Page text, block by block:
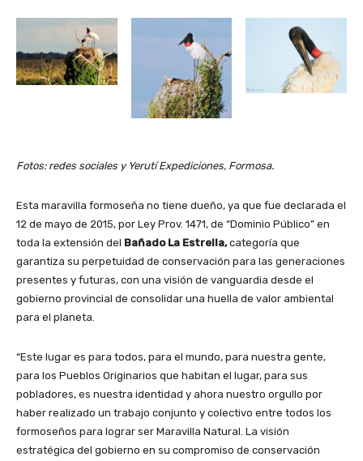
Fotos: redes sociales y Yerutí Expediciones, Formosa.
Esta maravilla formoseña no tiene dueño, ya que fue declarada el
12 de mayo de 2015, por Ley Prov. 1471, de “Dominio Público” en
toda la extensión del Bañado La Estrella,categoría que
garantiza su perpetuidad de conservación para las generaciones
presentes y futuras, con una visión de vanguardia desde el
gobierno provincial de consolidar una huella de valor ambiental
para el planeta.
“Este lugar es para todos, para el mundo, para nuestra gente,
para los Pueblos Originarios que habitan el lugar, para sus
pobladores, es nuestra identidad y ahora nuestro orgullo por
haber realizado un trabajo conjunto y colectivo entre todos los
formoseños para lograr ser Maravilla Natural. La visión
estratégica del gobierno en su compromiso de conservación